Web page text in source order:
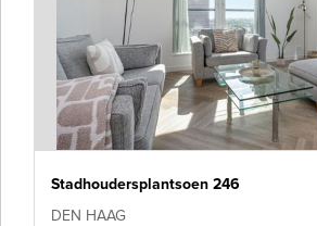
Stadhoudersplantsoen 246
DEN HAAG